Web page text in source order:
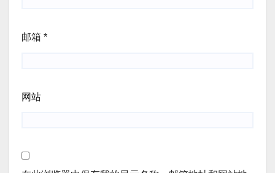
邮箱 *
网站